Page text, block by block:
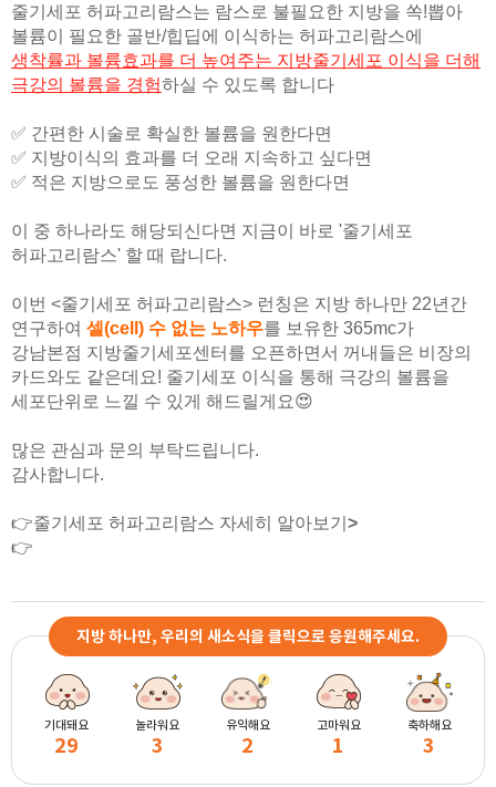
줄기세포 허파고리람스는 람스로 불필요한 지방을 쏙!뽑아
볼륨이 필요한 골반/힙딥에 이식하는 허파고리람스에
생착률과 볼륨효과를 더 높여주는 지방줄기세포 이식을 더해
극강의 볼륨을 경험하실 수 있도록 합니다
✅ 간편한 시술로 확실한 볼륨을 원한다면
✅ 지방이식의 효과를 더 오래 지속하고 싶다면
✅ 적은 지방으로도 풍성한 볼륨을 원한다면
이 중 하나라도 해당되신다면 지금이 바로 '줄기세포
허파고리람스' 할 때 랍니다.
이번 <줄기세포 허파고리람스> 런칭은 지방 하나만 22년간
연구하여 셀(cell) 수 없는 노하우를 보유한 365mc가
강남본점 지방줄기세포센터를 오픈하면서 꺼내들은 비장의
카드와도 같은데요! 줄기세포 이식을 통해 극강의 볼륨을
세포단위로 느낄 수 있게 해드릴게요😍
많은 관심과 문의 부탁드립니다.
감사합니다.
👉줄기세포 허파고리람스 자세히 알아보기 >
👉
지방 하나만, 우리의 새소식을 클릭으로 응원해주세요.
기대돼요
29
놀라워요
3
유익해요
2
고마워요
1
축하해요
3